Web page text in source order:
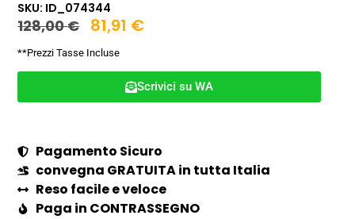
SKU: ID_074344
128,00€ 81,91 €
**Prezzi Tasse Incluse
Scrivici su WA
Pagamento Sicuro
convegna GRATUITA in tutta Italia
Reso facile e veloce
Paga in CONTRASSEGNO